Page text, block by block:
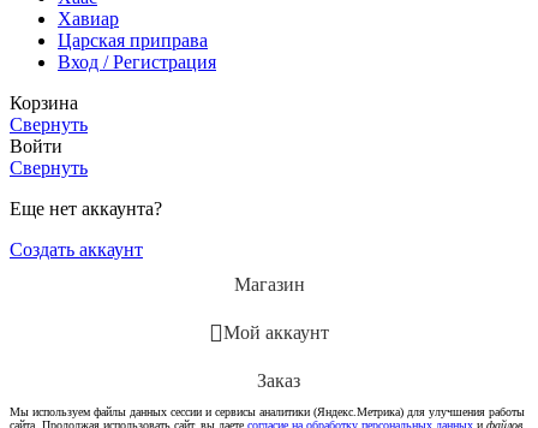
Хавиар
Царская приправа
Вход / Регистрация
Корзина
Свернуть
Войти
Свернуть
Еще нет аккаунта?
Создать аккаунт
Магазин
Мой аккаунт
Заказ
Мы используем файлы данных сессии и сервисы аналитики (Яндекс.Метрика) для улучшения работы
сайта. Продолжая использовать сайт, вы даете согласие на обработку персональных данных и файлов